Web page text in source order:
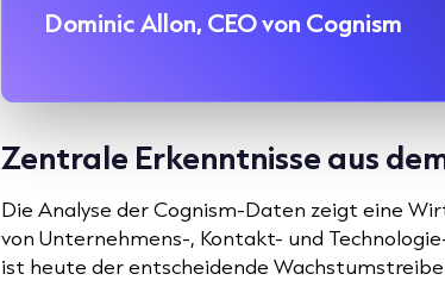
Dominic Allon, CEO von Cognism
Zentrale Erkenntnisse aus
Die Analyse der Cognism-Daten zeigt eine
von Unternehmens-, Kontakt- und
ist heute der entscheidende